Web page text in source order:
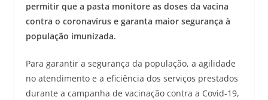
permitir que a pasta monitore as doses da vacina
contra o coronavírus e garanta maior segurança à
população imunizada.
Para garantir a segurança da população, a agilidade
no atendimento e a eficiência dos serviços prestados
durante a campanha de vacinação contra a Covid-19,